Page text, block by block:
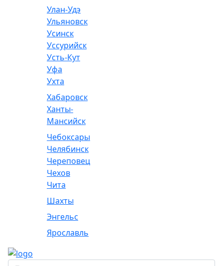
Улан-Удэ
Ульяновск
Усинск
Уссурийск
Усть-Кут
Уфа
Ухта
Хабаровск
Ханты-
Мансийск
Чебоксары
Челябинск
Череповец
Чехов
Чита
Шахты
Энгельс
Ярославль